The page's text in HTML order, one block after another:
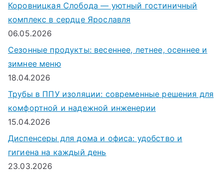
Коровницкая Слобода — уютный гостиничный
комплекс в сердце Ярославля
06.05.2026
Сезонные продукты: весеннее, летнее, осеннее и
зимнее меню
18.04.2026
Трубы в ППУ изоляции: современные решения для
комфортной и надежной инженерии
15.04.2026
Диспенсеры для дома и офиса: удобство и
гигиена на каждый день
23.03.2026